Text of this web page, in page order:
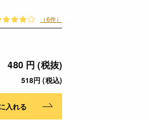
（6件）
480 円 (税抜)
518円 (税込)
入れる